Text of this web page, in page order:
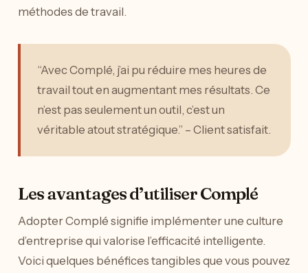
méthodes de travail.
“Avec Complé, j’ai pu réduire mes heures de
travail tout en augmentant mes résultats. Ce
n’est pas seulement un outil, c’est un
véritable atout stratégique.” – Client satisfait.
Les avantages d’utiliser Complé
Adopter Complé signifie implémenter une culture
d’entreprise qui valorise l’efficacité intelligente.
Voici quelques bénéfices tangibles que vous pouvez